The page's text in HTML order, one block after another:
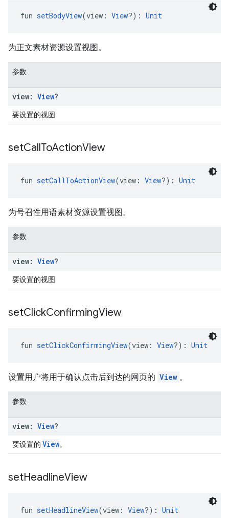
fun setBodyView(view: View?): Unit
为正文素材资源设置视图。
参数
view: View?
要设置的视图
setCallToActionView
fun setCallToActionView(view: View?): Unit
为号召性用语素材资源设置视图。
参数
view: View?
要设置的视图
setClickConfirmingView
fun setClickConfirmingView(view: View?): Unit
设置用户将用于确认点击后到达的网页的 View 。
参数
view: View?
要设置的 View。
setHeadlineView
fun setHeadlineView(view: View?): Unit